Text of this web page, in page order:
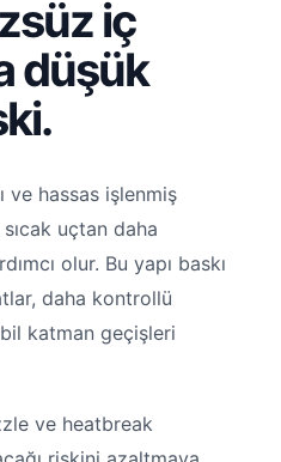
iç
düşük
ve hassas işlenmiş
sıcak uçtan daha
olur. Bu yapı baskı
daha kontrollü
katman geçişleri
ve heatbreak